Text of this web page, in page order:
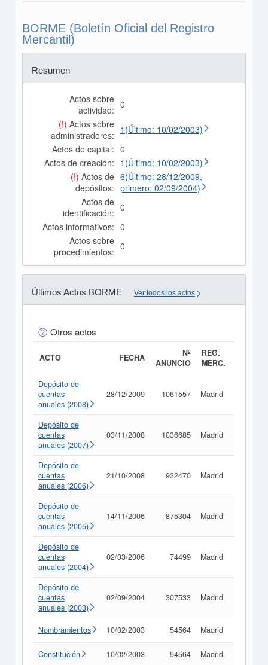
BORME (Boletín Oficial del Registro
Mercantil)
Resumen
Actos sobre
actividad: 0
(!) Actos sobre
administradores: 1(Último: 10/02/2003)
Actos de capital: 0
Actos de creación: 1(Último: 10/02/2003)
(!) Actos de
depósitos:
6(Último: 28/12/2009,
primero: 02/09/2004)
Actos de
identificación: 0
Actos informativos: 0
Actos sobre
procedimientos: 0
Últimos Actos BORME Ver todos los actos
Otros actos
ACTO FECHA
Nº
ANUNCIO
REG.
MERC.
Depósito de
cuentas
anuales (2008)
28/12/2009 1061557 Madrid
Depósito de
cuentas
anuales (2007)
03/11/2008 1036685 Madrid
Depósito de
cuentas
anuales (2006)
21/10/2008 932470 Madrid
Depósito de
cuentas
anuales (2005)
14/11/2006 875304 Madrid
Depósito de
cuentas
anuales (2004)
02/03/2006 74499 Madrid
Depósito de
cuentas
anuales (2003)
02/09/2004 307533 Madrid
Nombramientos 10/02/2003 54564 Madrid
Constitución 10/02/2003 54564 Madrid